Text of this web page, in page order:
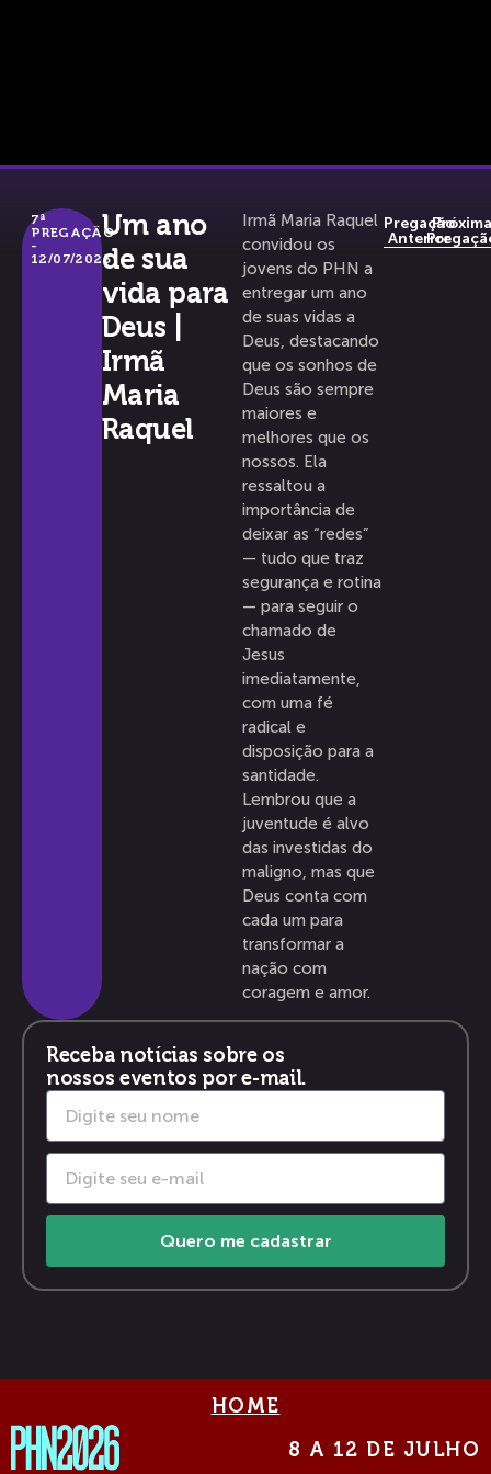
Receba notícias sobre os
nossos eventos por e-mail.
Quero me cadastrar
7ª
PREGAÇÃO
-
12/07/2025
Um ano
de sua
vida para
Deus |
Irmã
Maria
Raquel
Irmã Maria Raquel
convidou os
jovens do PHN a
entregar um ano
de suas vidas a
Deus, destacando
que os sonhos de
Deus são sempre
maiores e
melhores que os
nossos. Ela
ressaltou a
importância de
deixar as “redes”
— tudo que traz
segurança e rotina
— para seguir o
chamado de
Jesus
imediatamente,
com uma fé
radical e
disposição para a
santidade.
Lembrou que a
juventude é alvo
das investidas do
maligno, mas que
Deus conta com
cada um para
transformar a
nação com
coragem e amor.
Pregação
Anterior
HOME
8 A 12 DE JULHO